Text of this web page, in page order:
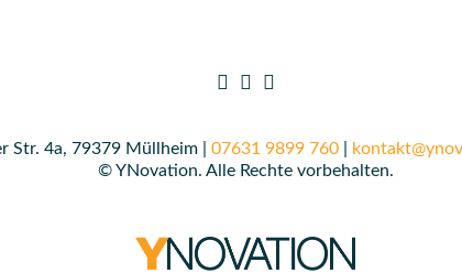
Str. 4a, 79379 Müllheim | 07631 9899 760|
© YNovation. Alle Rechte vorbehalten.